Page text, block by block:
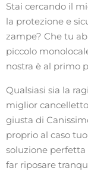
Stai cercando il
la protezione e
zampe? Che tu
piccolo
nostra è al primo
Qualsiasi sia la
miglior
giusta di
proprio al caso
soluzione
far riposare